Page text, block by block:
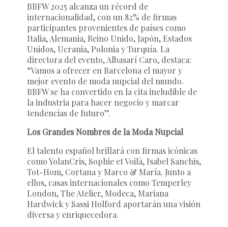
BBFW 2025 alcanza un récord de
internacionalidad, con un 82% de firmas
participantes provenientes de países como
Italia, Alemania, Reino Unido, Japón, Estados
Unidos, Ucrania, Polonia y Turquía. La
directora del evento, Albasarí Caro, destaca:
“Vamos a ofrecer en Barcelona el mayor y
mejor evento de moda nupcial del mundo.
BBFW se ha convertido en la cita ineludible de
la industria para hacer negocio y marcar
tendencias de futuro”.
Los Grandes Nombres de la Moda Nupcial
El talento español brillará con firmas icónicas
como YolanCris, Sophie et Voilà, Isabel Sanchis,
Tot-Hom, Cortana y Marco & María. Junto a
ellos, casas internacionales como Temperley
London, The Atelier, Modeca, Mariana
Hardwick y Sassi Holford aportarán una visión
diversa y enriquecedora.